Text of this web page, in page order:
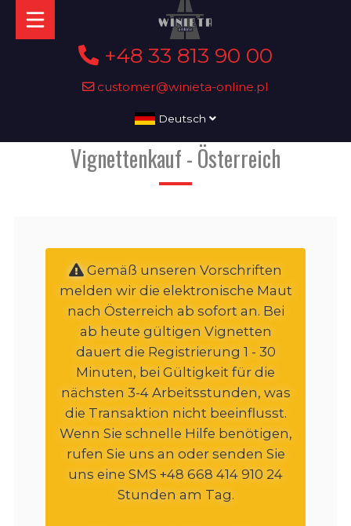
+48 33 813 90 00
customer@winieta-online.pl
Deutsch
Vignettenkauf - Österreich
Gemäß unseren Vorschriften
melden wir die elektronische Maut
nach Österreich ab sofort an. Bei
ab heute gültigen Vignetten
dauert die Registrierung 1 - 30
Minuten, bei Gültigkeit für die
nächsten 3-4 Arbeitsstunden, was
die Transaktion nicht beeinflusst.
Wenn Sie schnelle Hilfe benötigen,
rufen Sie uns an oder senden Sie
uns eine SMS +48 668 414 910 24
Stunden am Tag.